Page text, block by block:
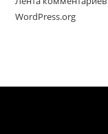
WordPress.org